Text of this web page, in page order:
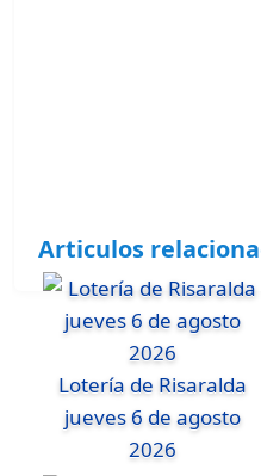
Articulos
Lotería de Risaralda
jueves 6 de agosto
2026